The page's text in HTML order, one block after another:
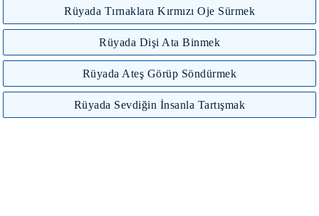
Rüyada Tırnaklara Kırmızı Oje Sürmek
Rüyada Dişi Ata Binmek
Rüyada Ateş Görüp Söndürmek
Rüyada Sevdiğin İnsanla Tartışmak